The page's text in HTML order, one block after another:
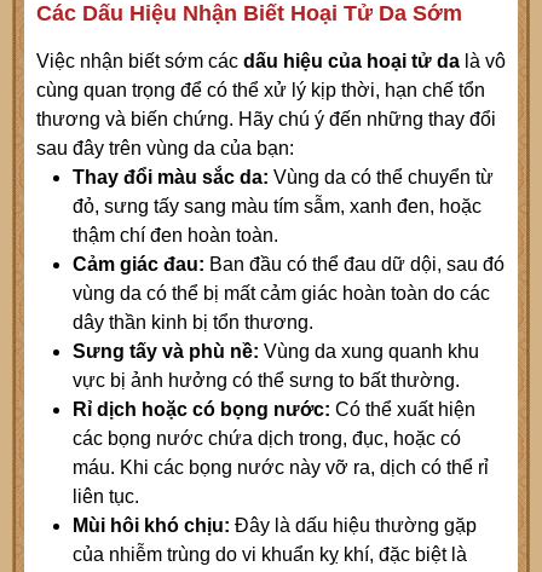
Các Dấu Hiệu Nhận Biết Hoại Tử Da Sớm
Việc nhận biết sớm các dấu hiệu của hoại tử da là vô
cùng quan trọng để có thể xử lý kịp thời, hạn chế tổn
thương và biến chứng. Hãy chú ý đến những thay đổi
sau đây trên vùng da của bạn:
Thay đổi màu sắc da: Vùng da có thể chuyển từ
đỏ, sưng tấy sang màu tím sẫm, xanh đen, hoặc
thậm chí đen hoàn toàn.
Cảm giác đau: Ban đầu có thể đau dữ dội, sau đó
vùng da có thể bị mất cảm giác hoàn toàn do các
dây thần kinh bị tổn thương.
Sưng tấy và phù nề: Vùng da xung quanh khu
vực bị ảnh hưởng có thể sưng to bất thường.
Rỉ dịch hoặc có bọng nước: Có thể xuất hiện
các bọng nước chứa dịch trong, đục, hoặc có
máu. Khi các bọng nước này vỡ ra, dịch có thể rỉ
liên tục.
Mùi hôi khó chịu: Đây là dấu hiệu thường gặp
của nhiễm trùng do vi khuẩn kỵ khí, đặc biệt là